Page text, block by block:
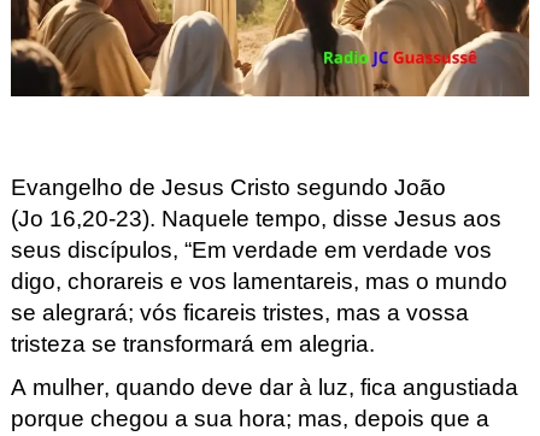
Evangelho de Jesus Cristo segundo João
(Jo 16,20-23). Naquele tempo, disse Jesus aos
seus discípulos, “Em verdade em verdade vos
digo, chorareis e vos lamentareis, mas o mundo
se alegrará; vós ficareis tristes, mas a vossa
tristeza se transformará em alegria.
A mulher, quando deve dar à luz, fica angustiada
porque chegou a sua hora; mas, depois que a